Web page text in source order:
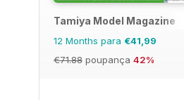
Tamiya Model Magazine
12 Months para €41,99
€71.88 poupança 42%